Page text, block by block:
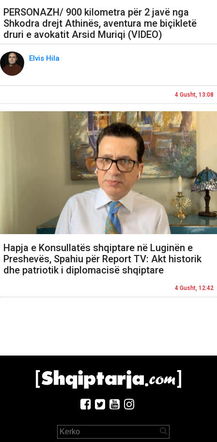
PERSONAZH/ 900 kilometra për 2 javë nga
Shkodra drejt Athinës, aventura me biçikletë
druri e avokatit Arsid Muriqi (VIDEO)
Elvis Hila
4 Gusht, 13:08
Hapja e Konsullatës shqiptare në Luginën e
Preshevës, Spahiu për Report TV: Akt historik
dhe patriotik i diplomacisë shqiptare
4 Gusht, 12:42